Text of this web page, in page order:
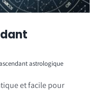
astrologique
et facile pour